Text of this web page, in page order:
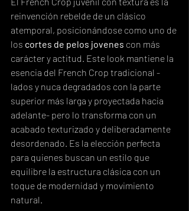
reinvención rebelde de un clásico
atemporal, posicionándose como uno de
los cortes de pelos jovenes con más
carácter y actitud. Este look mantiene la
esencia del French Crop tradicional -
lados y nuca degradados con la parte
superior más larga y proyectada hacia
adelante- pero lo transforma con un
acabado texturizado y deliberadamente
desordenado. Es la elección perfecta
para quienes buscan un estilo que
equilibre la estructura clásica con un
toque de modernidad y movimiento
natural.